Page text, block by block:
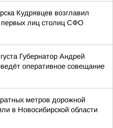
Кудрявцев возглавил
первых лиц столиц СФО
Губернатор Андрей
оперативное совещание
метров дорожной
в Новосибирской области